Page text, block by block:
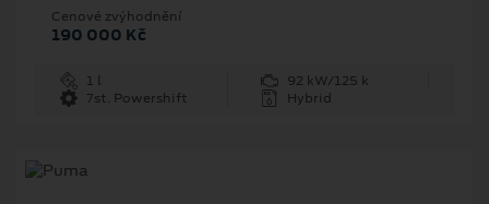
Cenové zvýhodnění
190 000 Kč
1 l
92 kW/125 k
7st. Powershift
Hybrid